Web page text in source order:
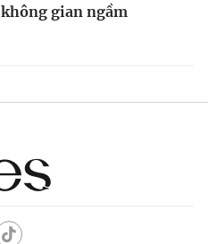
không gian ngầm